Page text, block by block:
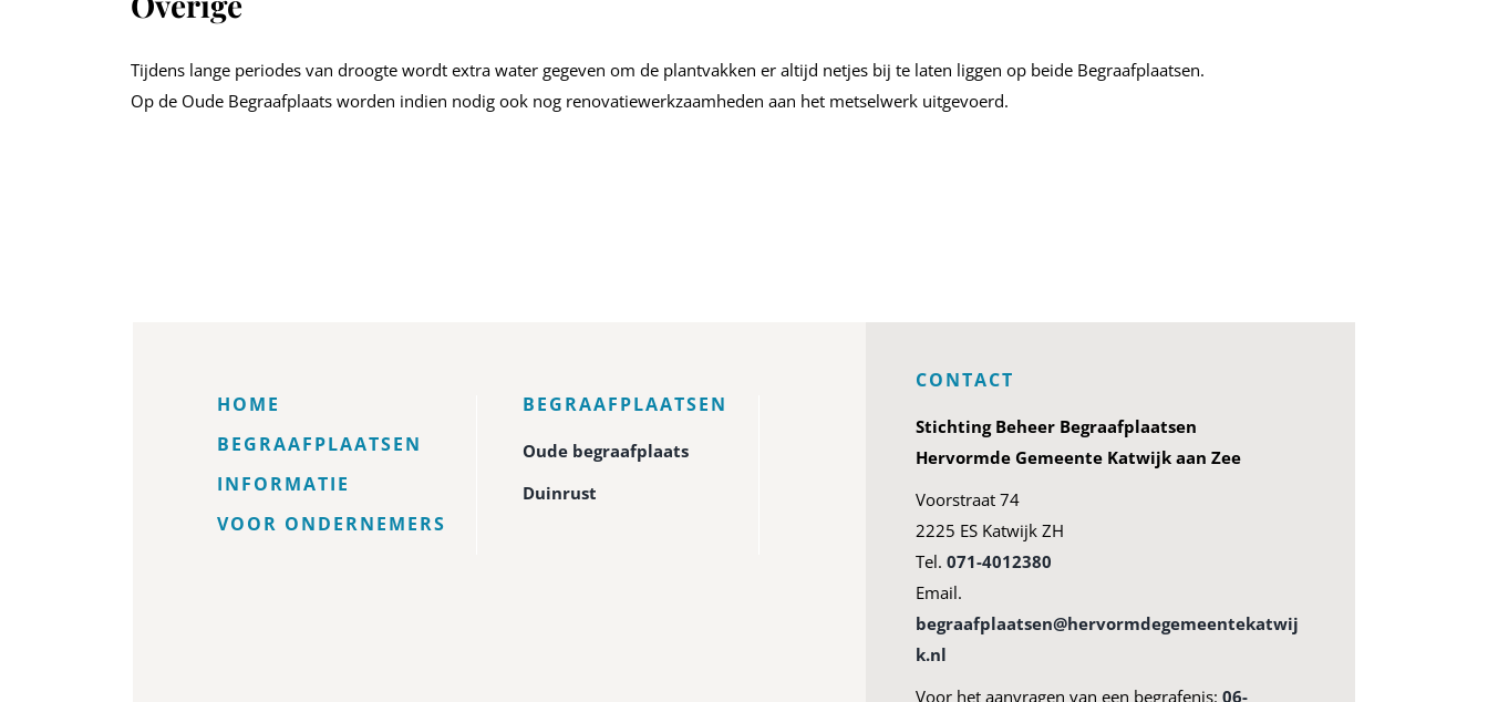
Tijdens lange periodes van droogte wordt extra water gegeven om de plantvakken er altijd netjes bij te laten liggen op beide Begraafplaatsen.
Op de Oude Begraafplaats worden indien nodig ook nog renovatiewerkzaamheden aan het metselwerk uitgevoerd.
HOME
BEGRAAFPLAATSEN
INFORMATIE
VOOR ONDERNEMERS
BEGRAAFPLAATSEN
Oude begraafplaats
Duinrust
CONTACT
Stichting Beheer Begraafplaatsen
Hervormde Gemeente Katwijk aan Zee
Voorstraat 74
2225 ES Katwijk ZH
Tel. 071-4012380
Email.
begraafplaatsen@hervormdegemeentekatwij
k.nl
Voor het aanvragen van een begrafenis: 06-